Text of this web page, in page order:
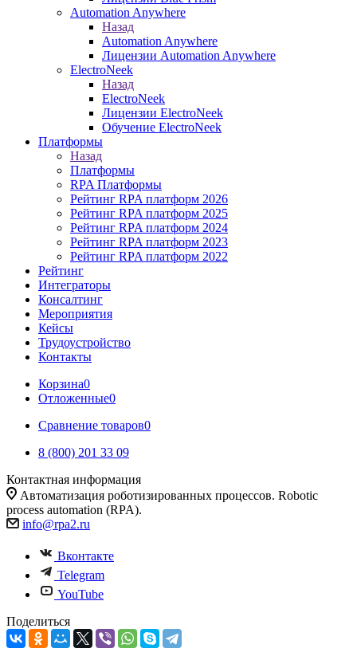
Automation Anywhere
Назад
Automation Anywhere
Лицензии Automation Anywhere
ElectroNeek
Назад
ElectroNeek
Лицензии ElectroNeek
Обучение ElectroNeek
Платформы
Назад
Платформы
RPA Платформы
Рейтинг RPA платформ 2026
Рейтинг RPA платформ 2025
Рейтинг RPA платформ 2024
Рейтинг RPA платформ 2023
Рейтинг RPA платформ 2022
Рейтинг
Интеграторы
Консалтинг
Mероприятия
Кейсы
Трудоустройство
Контакты
Корзина0
Отложенные0
Сравнение товаров0
8 (800) 201 33 09
Контактная информация
Автоматизация роботизированных процессов. Robotic
process automation (RPA).
info@rpa2.ru
Вконтакте
Telegram
YouTube
Поделиться